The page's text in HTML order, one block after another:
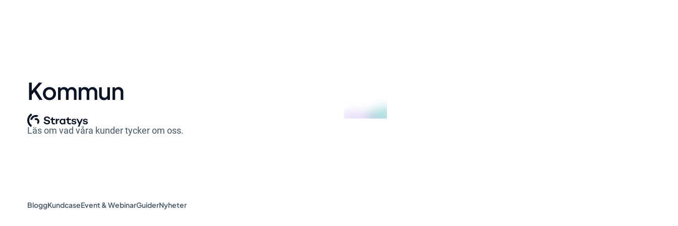
Kommun
Läs om vad våra kunder tycker om oss.
BloggKundcaseEvent & WebinarGuiderNyheter